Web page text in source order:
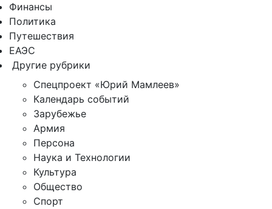
Финансы
Политика
Путешествия
ЕАЭС
Другие рубрики
Спецпроект «Юрий Мамлеев»
Календарь событий
Зарубежье
Армия
Персона
Наука и Технологии
Культура
Общество
Спорт